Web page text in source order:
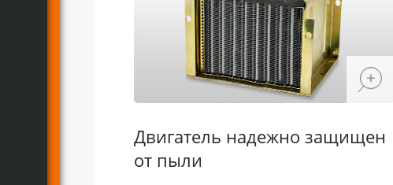
Двигатель надежно защищен
от пыли